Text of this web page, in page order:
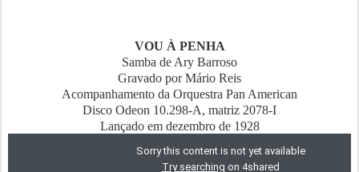
VOU À PENHA
Samba de Ary Barroso
Gravado por Mário Reis
Acompanhamento da Orquestra Pan American
Disco Odeon 10.298-A, matriz 2078-I
Lançado em dezembro de 1928